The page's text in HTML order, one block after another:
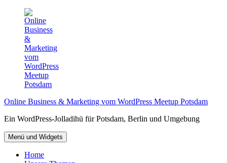
springen
Online Business & Marketing vom WordPress Meetup Potsdam
Ein WordPress-Jolladihü für Potsdam, Berlin und Umgebung
Menü und Widgets
Home